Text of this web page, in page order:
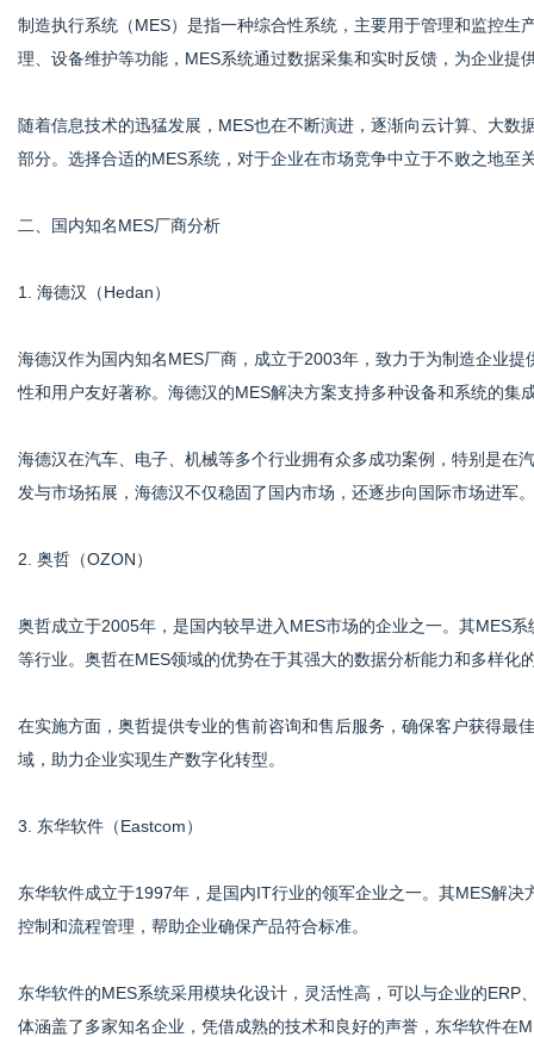
制造执行系统（MES）是指一种综合性系统，主要用于管理和监控
理、设备维护等功能，MES系统通过数据采集和实时反馈，为企业
随着信息技术的迅猛发展，MES也在不断演进，逐渐向云计算、大
部分。选择合适的MES系统，对于企业在市场竞争中立于不败之地至
二、国内知名MES厂商分析
1. 海德汉（Hedan）
海德汉作为国内知名MES厂商，成立于2003年，致力于为制造企业
性和用户友好著称。海德汉的MES解决方案支持多种设备和系统的集
海德汉在汽车、电子、机械等多个行业拥有众多成功案例，特别是在
发与市场拓展，海德汉不仅稳固了国内市场，还逐步向国际市场进军。
2. 奥哲（OZON）
奥哲成立于2005年，是国内较早进入MES市场的企业之一。其MES
等行业。奥哲在MES领域的优势在于其强大的数据分析能力和多样化
在实施方面，奥哲提供专业的售前咨询和售后服务，确保客户获得最
域，助力企业实现生产数字化转型。
3. 东华软件（Eastcom）
东华软件成立于1997年，是国内IT行业的领军企业之一。其MES解
控制和流程管理，帮助企业确保产品符合标准。
东华软件的MES系统采用模块化设计，灵活性高，可以与企业的
体涵盖了多家知名企业，凭借成熟的技术和良好的声誉，东华软件在